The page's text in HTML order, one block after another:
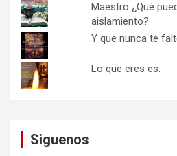
Maestro ¿Qué
aislamiento?
Y que nunca te
Lo que eres es.
Siguenos